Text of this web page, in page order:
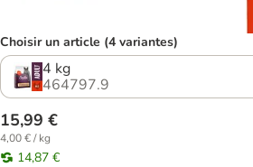
Choisir un article (4 variantes)
4 kg
464797.9
15,99 €
4,00 € / kg
14,87 €